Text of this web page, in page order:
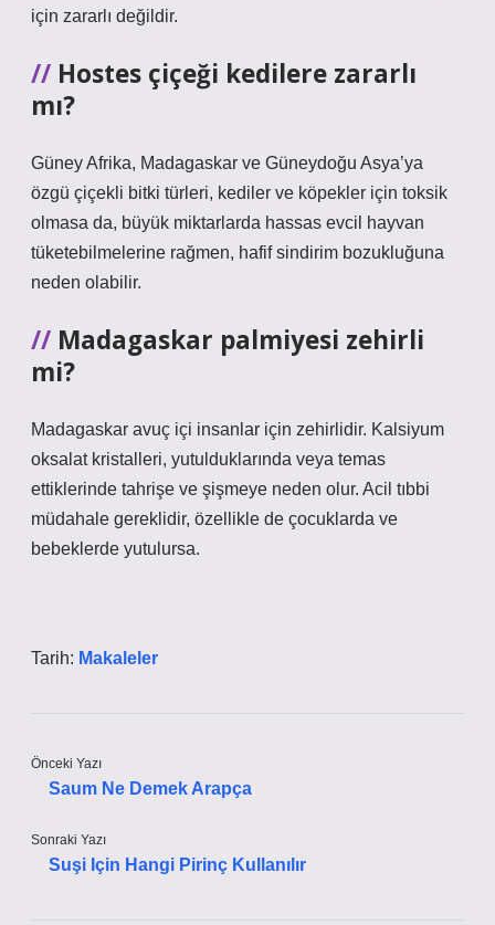
için zararlı değildir.
Hostes çiçeği kedilere zararlı
mı?
Güney Afrika, Madagaskar ve Güneydoğu Asya’ya
özgü çiçekli bitki türleri, kediler ve köpekler için toksik
olmasa da, büyük miktarlarda hassas evcil hayvan
tüketebilmelerine rağmen, hafif sindirim bozukluğuna
neden olabilir.
Madagaskar palmiyesi zehirli
mi?
Madagaskar avuç içi insanlar için zehirlidir. Kalsiyum
oksalat kristalleri, yutulduklarında veya temas
ettiklerinde tahrişe ve şişmeye neden olur. Acil tıbbi
müdahale gereklidir, özellikle de çocuklarda ve
bebeklerde yutulursa.
Tarih: Makaleler
Önceki Yazı
Saum Ne Demek Arapça
Sonraki Yazı
Suşi Için Hangi Pirinç Kullanılır